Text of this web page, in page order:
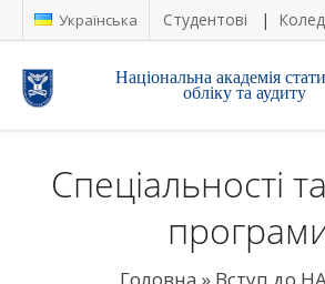
Українська Студентові
Національна академія
обліку та аудиту
Спеціальності